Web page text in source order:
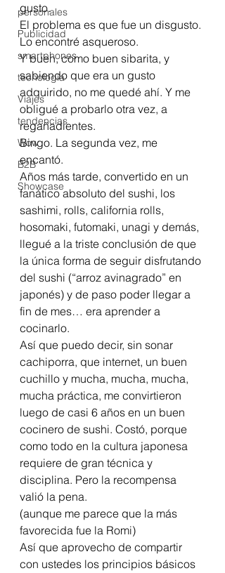
personales
Publicidad
smartphones
tecnología
Viajes
tendencias
Wow
B2B
Showcase
gusto.
El problema es que fue un disgusto.
Lo encontré asqueroso.
Y bueh, como buen sibarita, y
sabiendo que era un gusto
adquirido, no me quedé ahí. Y me
obligué a probarlo otra vez, a
regañadientes.
Bingo. La segunda vez, me
encantó.
Años más tarde, convertido en un
fanático absoluto del sushi, los
sashimi, rolls, california rolls,
hosomaki, futomaki, unagi y demás,
llegué a la triste conclusión de que
la única forma de seguir disfrutando
del sushi (“arroz avinagrado” en
japonés) y de paso poder llegar a
fin de mes… era aprender a
cocinarlo.
Así que puedo decir, sin sonar
cachiporra, que internet, un buen
cuchillo y mucha, mucha, mucha,
mucha práctica, me convirtieron
luego de casi 6 años en un buen
cocinero de sushi. Costó, porque
como todo en la cultura japonesa
requiere de gran técnica y
disciplina. Pero la recompensa
valió la pena.
(aunque me parece que la más
favorecida fue la Romi)
Así que aprovecho de compartir
con ustedes los principios básicos